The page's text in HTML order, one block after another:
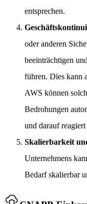
entsprechen.
oder anderen
beeinträchtigen
führen. Dies kann
AWS können
Bedrohungen
und darauf
Skalierbarkeit
Unternehmens
Bedarf skalierbar